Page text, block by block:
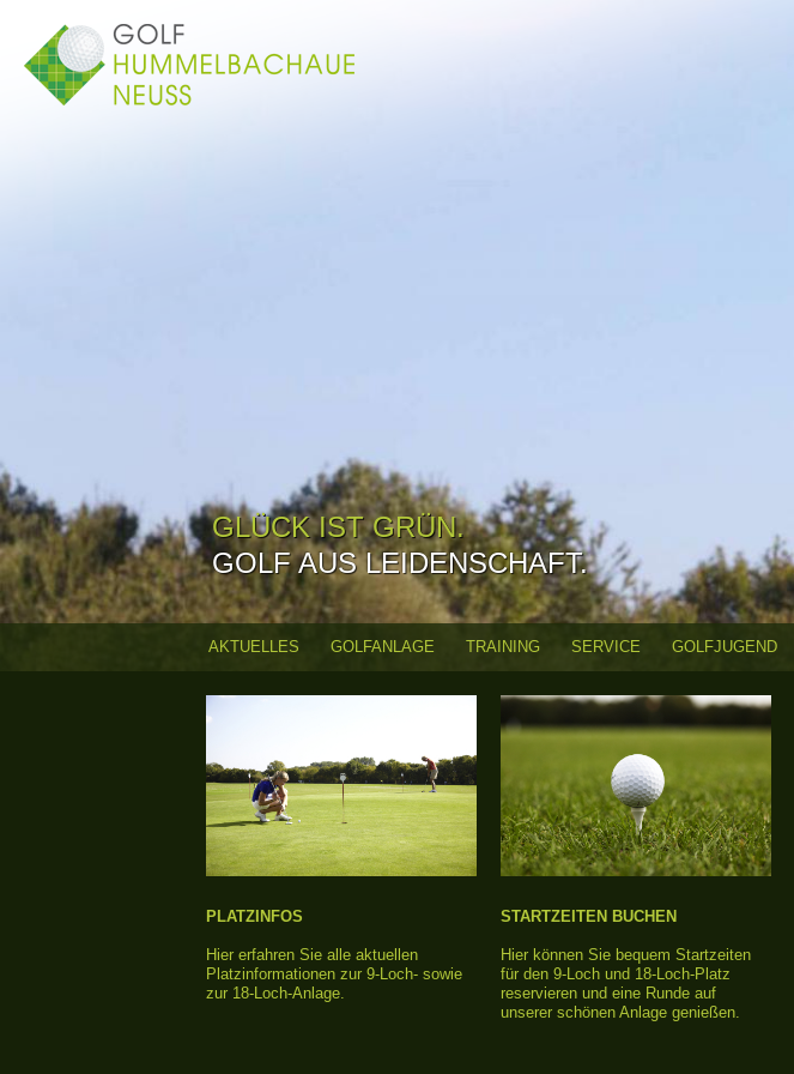
a
u
p
t
m
e
n
AKTUELLES GOLFANLAGE TRAINING SERVICE GOLFJUGEND
GLÜCK IST GRÜN.
GOLF AUS LEIDENSCHAFT.
PLATZINFOS
Hier erfahren Sie alle aktuellen
Platzinformationen zur 9-Loch- sowie
zur 18-Loch-Anlage.
STARTZEITEN BUCHEN
Hier können Sie bequem Startzeiten
für den 9-Loch und 18-Loch-Platz
reservieren und eine Runde auf
unserer schönen Anlage genießen.